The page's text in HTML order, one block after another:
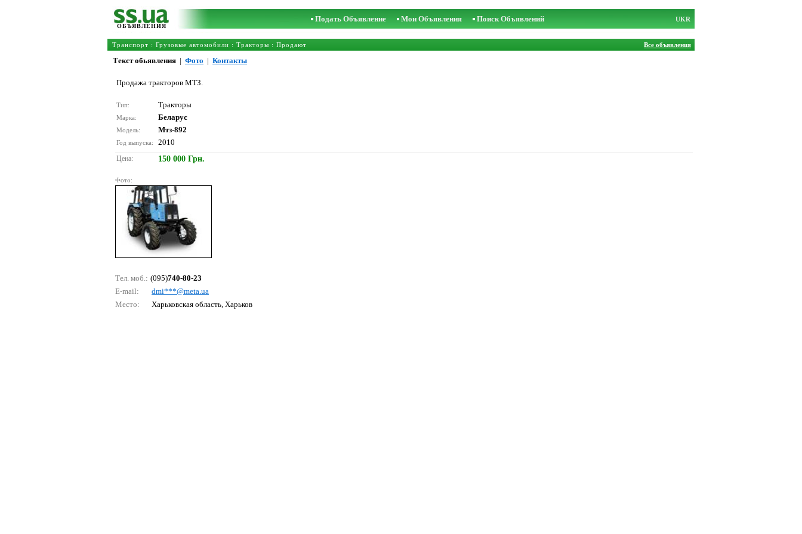
ОБЪЯВЛЕНИЯ
Подать Объявление Мои Объявления Поиск Объявлений UKR
Транспорт : Грузовые автомобили : Тракторы : Продают Все объявления
Текст обьявления | Фото | Контакты
Продажа тракторов МТЗ.
Тип: Тракторы
Марка: Беларус
Модель: Мтз-892
Год выпуска: 2010
Цена: 150 000 Грн.
Фото:
Тел. моб.: (095)740-80-23
E-mail:
dmi***@mеtа.uа
Место:
Харьковская область, Харьков